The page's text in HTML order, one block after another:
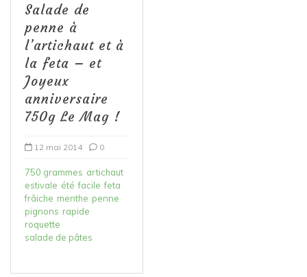
Salade de
penne à
l’artichaut et à
la feta – et
Joyeux
anniversaire
750g Le Mag !
12 mai 2014 0
750 grammes artichaut
estivale été facile feta
frâiche menthe penne
pignons rapide
roquette
salade de pâtes